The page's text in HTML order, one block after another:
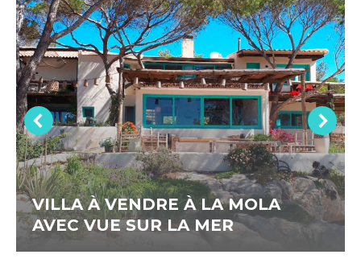
VILLA À VENDRE À LA MOLA
AVEC VUE SUR LA MER